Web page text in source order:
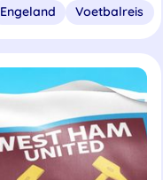
Engeland Voetbalreis